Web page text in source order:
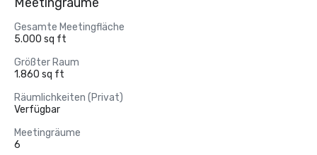
Gesamte Meetingfläche
5.000 sq ft
Größter Raum
1.860 sq ft
Räumlichkeiten (Privat)
Verfügbar
Meetingräume
6